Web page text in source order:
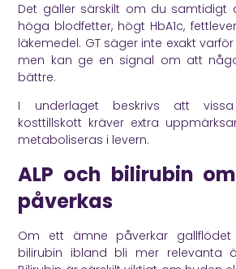
Det gäller särskilt om du samtidigt
höga blodfetter, högt HbA1c,
läkemedel. GT säger inte exakt
men kan ge en signal om att
bättre.
I underlaget beskrivs att
kosttillskott kräver extra
metaboliseras i levern.
ALP och bilirubin
påverkas
Om ett ämne påverkar gallflödet
bilirubin ibland bli mer relevanta